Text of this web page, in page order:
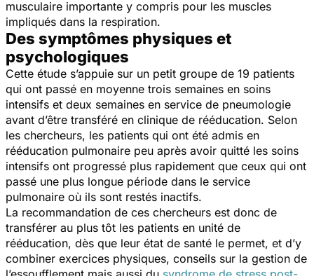
musculaire importante y compris pour les muscles
impliqués dans la respiration.
Des symptômes physiques et
psychologiques
Cette étude s’appuie sur un petit groupe de 19 patients
qui ont passé en moyenne trois semaines en soins
intensifs et deux semaines en service de pneumologie
avant d’être transféré en clinique de rééducation. Selon
les chercheurs, les patients qui ont été admis en
rééducation pulmonaire peu après avoir quitté les soins
intensifs ont progressé plus rapidement que ceux qui ont
passé une plus longue période dans le service
pulmonaire où ils sont restés inactifs.
La recommandation de ces chercheurs est donc de
transférer au plus tôt les patients en unité de
rééducation, dès que leur état de santé le permet, et d’y
combiner exercices physiques, conseils sur la gestion de